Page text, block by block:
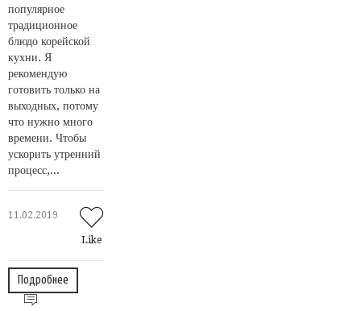
популярное
традиционное
блюдо корейской
кухни. Я
рекомендую
готовить только на
выходных, потому
что нужно много
времени. Чтобы
ускорить утренний
процесс,...
11.02.2019
Like
Подробнее